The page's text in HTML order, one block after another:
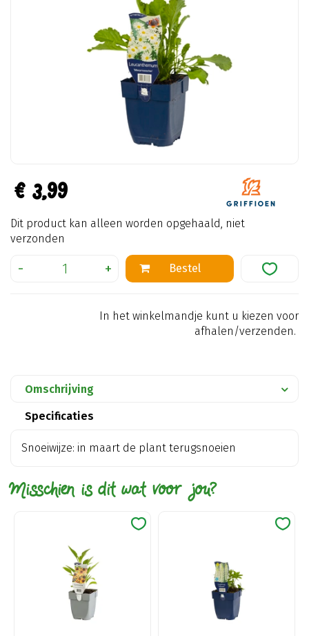
€ 3,99
Dit product kan alleen worden opgehaald, niet
verzonden
In het winkelmandje kunt u kiezen voor
afhalen/verzenden.
Omschrijving
Specificaties
Snoeiwijze: in maart de plant terugsnoeien
Misschien is dit wat voor jou?